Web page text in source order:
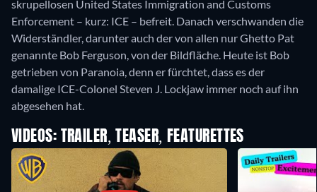
skrupellosen United States Immigration and Customs
Enforcement – kurz: ICE – befreit. Danach verschwanden die
Widerständler, darunter auch der von allen nur Ghetto Pat
genannte Bob Ferguson, von der Bildfläche. Heute ist Bob
getrieben von Paranoia, denn er fürchtet, dass es der
damalige ICE-Colonel Steven J. Lockjaw immer noch auf ihn
abgesehen hat.
VIDEOS: TRAILER, TEASER, FEATURETTES